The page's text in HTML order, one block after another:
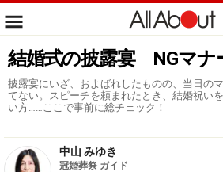
結婚式の披露宴 NGマナ
披露宴にいざ、およばれしたものの、当日の
てない。スピーチを頼まれたとき、結婚祝い
い方……ここで事前に総チェック！
中山 みゆき
冠婚葬祭 ガイド